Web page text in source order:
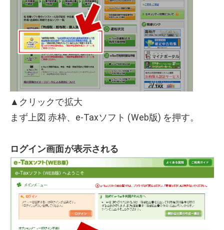
▲クリックで拡大
まず上図 赤枠、e-Taxソフト (Web版) を押す。
ログイン画面が表示される